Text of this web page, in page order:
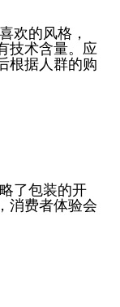
欢的风格，
技术含量。应
根据人群的购
了包装的开
消费者体验会